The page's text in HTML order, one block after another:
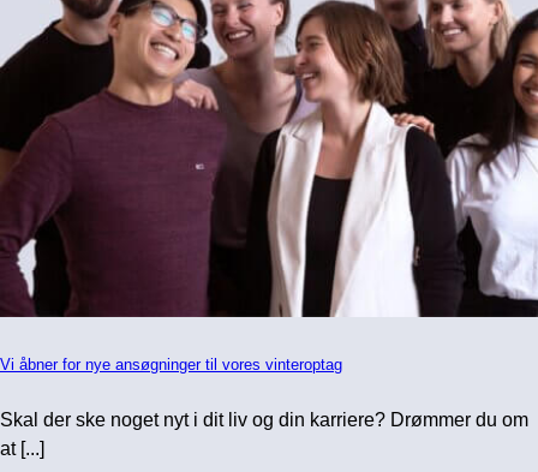
Vi åbner for nye ansøgninger til vores vinteroptag
Skal der ske noget nyt i dit liv og din karriere? Drømmer du om
at [...]